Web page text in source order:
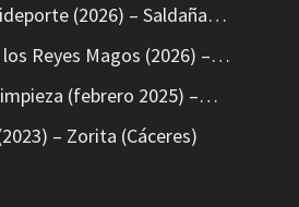
(2026) – Saldaña…
Reyes Magos (2026) –…
(febrero 2025) –…
– Zorita (Cáceres)